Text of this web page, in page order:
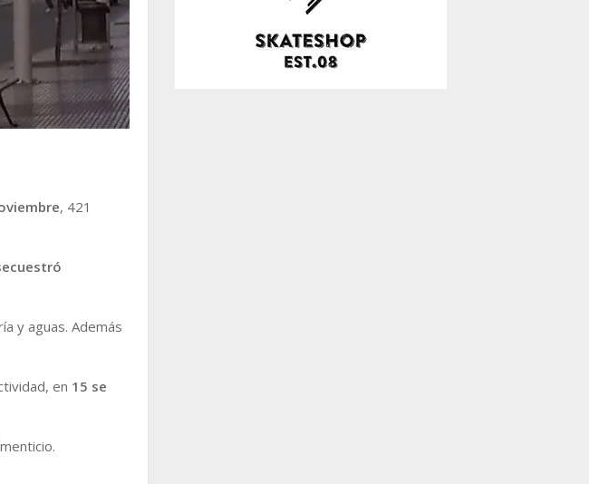
, 421
y aguas. Además
en 15 se